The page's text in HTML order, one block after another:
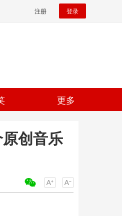
注册 登录
更多
创音乐